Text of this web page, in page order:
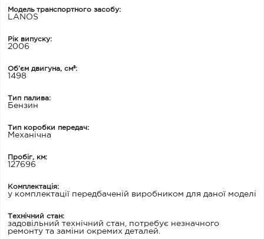
Модель транспортного засобу:
LANOS
Рік випуску:
2006
Об’єм двигуна, см³:
1498
Тип палива:
Бензин
Тип коробки передач:
Механічна
Пробіг, км:
127696
Комплектація:
у комплектації передбаченій виробником для даної моделі
Технічний стан:
задовільний технічний стан, потребує незначного
ремонту та заміни окремих деталей.